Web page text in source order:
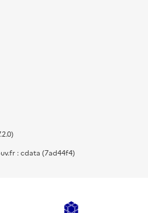
: cdata (7ad44f4)